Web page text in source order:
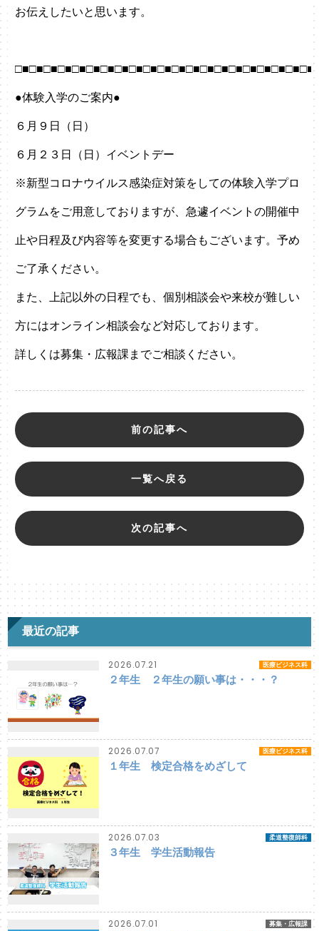
お伝えしたいと思います。
●体験入学のご案内●
６月９日（日）
６月２３日（日）イベントデー
※新型コロナウイルス感染症対策をしての体験入学プロ
グラムをご用意しておりますが、急遽イベントの開催中
止や日程及び内容等を変更する場合もございます。予め
ご了承ください。
また、上記以外の日程でも、個別相談会や来校が難しい
方にはオンライン相談会など対応しております。
詳しくは募集・広報課までご相談ください。
前の記事へ
一覧へ戻る
次の記事へ
最近の記事
2026.07.21 医療ビジネス科
２年生 ２年生の願い事は・・・？
2026.07.07 医療ビジネス科
１年生 検定合格をめざして
2026.07.03 柔道整復師科
３年生 学生活動報告
2026.07.01 募集・広報課